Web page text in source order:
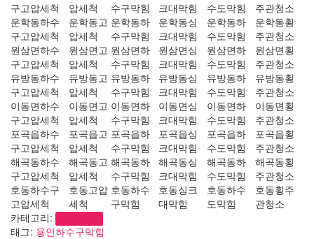
구고압세척
압세척
수구막힘
크대막힘
수도막힘
주관청소
운학동하수
구고압세척
운학동고
압세척
운학동하
수구막힘
운학동싱
크대막힘
운학동하
수도막힘
운학동횡
주관청소
원삼면하수
구고압세척
원삼면고
압세척
원삼면하
수구막힘
원삼면싱
크대막힘
원삼면하
수도막힘
원삼면횡
주관청소
유방동하수
구고압세척
유방동고
압세척
유방동하
수구막힘
유방동싱
크대막힘
유방동하
수도막힘
유방동횡
주관청소
이동면하수
구고압세척
이동면고
압세척
이동면하
수구막힘
이동면싱
크대막힘
이동면하
수도막힘
이동면횡
주관청소
포곡읍하수
구고압세척
포곡읍고
압세척
포곡읍하
수구막힘
포곡읍싱
크대막힘
포곡읍하
수도막힘
포곡읍횡
주관청소
해곡동하수
구고압세척
해곡동고
압세척
해곡동하
수구막힘
해곡동싱
크대막힘
해곡동하
수도막힘
해곡동횡
주관청소
호동하수구
고압세척
호동고압
세척
호동하수
구막힘
호동싱크
대막힘
호동하수
도막힘
호동횡주
관청소
카테고리:
태그: 용인하수구막힘